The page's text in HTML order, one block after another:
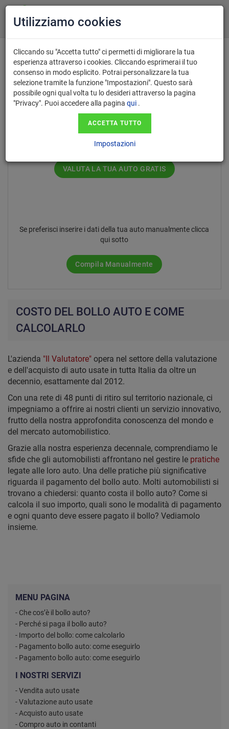
Inserisci il numero di targa nel
formato AA123AA.
VALUTA LA TUA AUTO GRATIS
Se preferisci inserire i dati della tua auto manualmente clicca
qui sotto
Compila Manualmente
COSTO DEL BOLLO AUTO E COME
CALCOLARLO
L'azienda "Il Valutatore" opera nel settore della valutazione
e dell'acquisto di auto usate in tutta Italia da oltre un
decennio, esattamente dal 2012.
Con una rete di 48 punti di ritiro sul territorio nazionale, ci
impegniamo a offrire ai nostri clienti un servizio innovativo,
frutto della nostra approfondita conoscenza del mondo e
del mercato automobilistico.
Grazie alla nostra esperienza decennale, comprendiamo le
sfide che gli automobilisti affrontano nel gestire le pratiche
legate alle loro auto. Una delle pratiche più significative
riguarda il pagamento del bollo auto. Molti automobilisti si
trovano a chiedersi: quanto costa il bollo auto? Come si
calcola il suo importo, quali sono le modalità di pagamento
e ogni quanto deve essere pagato il bollo? Vediamolo
insieme.
MENU PAGINA
- Che cos’è il bollo auto?
- Perché si paga il bollo auto?
- Importo del bollo: come calcolarlo
- Pagamento bollo auto: come eseguirlo
- Pagamento bollo auto: come eseguirlo
I NOSTRI SERVIZI
- Vendita auto usate
- Valutazione auto usate
- Acquisto auto usate
- Compro auto in contanti
Utilizziamo cookies
Cliccando su "Accetta tutto" ci permetti di migliorare la tua
esperienza attraverso i cookies. Cliccando esprimerai il tuo
consenso in modo esplicito. Potrai personalizzare la tua
selezione tramite la funzione "Impostazioni". Questo sarà
possibile ogni qual volta tu lo desideri attraverso la pagina
"Privacy". Puoi accedere alla pagina qui .
ACCETTA TUTTO
Impostazioni